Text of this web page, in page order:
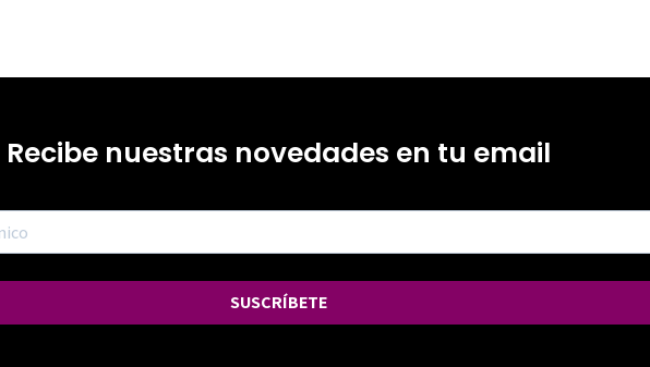
Recibe nuestras novedades en tu email
SUSCRÍBETE